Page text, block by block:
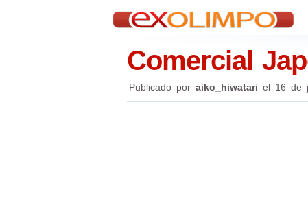
Comercial
Publicado por aiko_hiwatari el 16 de